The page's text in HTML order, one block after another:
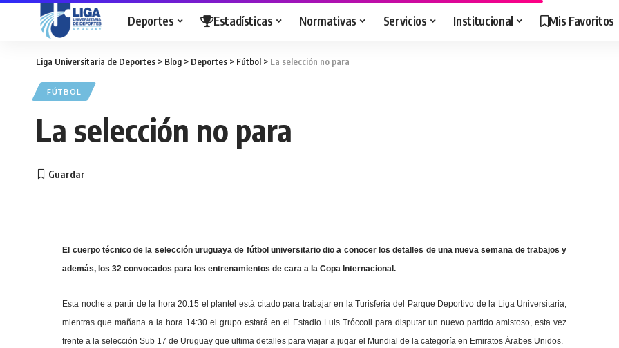
Deportes Estadísticas Normativas Servicios Institucional Mis Favoritos
Liga Universitaria de Deportes > Blog > Deportes > Fútbol > La selección no para
FÚTBOL
La selección no para
El cuerpo técnico de la selección uruguaya de fútbol universitario dio a conocer los detalles de una nueva semana de trabajos y
además, los 32 convocados para los entrenamientos de cara a la Copa Internacional.
Esta noche a partir de la hora 20:15 el plantel está citado para trabajar en la Turisferia del Parque Deportivo de la Liga Universitaria,
mientras que mañana a la hora 14:30 el grupo estará en el Estadio Luis Tróccoli para disputar un nuevo partido amistoso, esta vez
frente a la selección Sub 17 de Uruguay que ultima detalles para viajar a jugar el Mundial de la categoría en Emiratos Árabes Unidos.